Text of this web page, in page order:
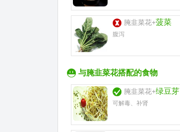
腌韭菜花+菠菜
腹泻
与腌韭菜花搭配的食物
腌韭菜花+绿豆芽
可解毒、补肾